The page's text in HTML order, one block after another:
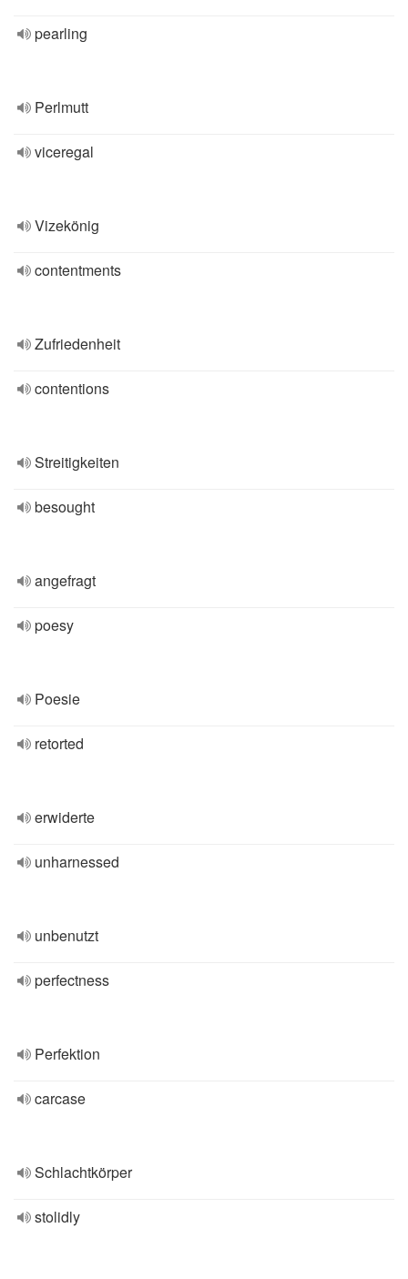
pearling
Perlmutt
viceregal
Vizekönig
contentments
Zufriedenheit
contentions
Streitigkeiten
besought
angefragt
poesy
Poesie
retorted
erwiderte
unharnessed
unbenutzt
perfectness
Perfektion
carcase
Schlachtkörper
stolidly